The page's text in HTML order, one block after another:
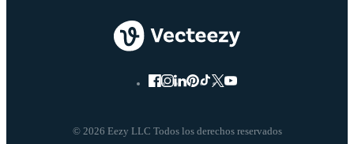
© 2026 Eezy LLC Todos los derechos reservados